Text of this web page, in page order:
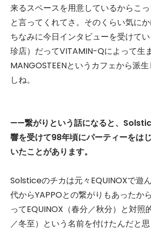
来るスペースを用意しているからこっ
と言ってくれてさ。そのくらい気にか
ちなみに今日インタビューを受けて
珍店）だってVITAMIN-Qによって生ま
MANGOSTEENというカフェから派
しね。
——繋がりという話になると、
響を受けて98年頃にパーティーをは
いたことがあります。
Solsticeのチカは元々EQUINOXで遊
代からYAPPOとの繋がりもあったか
ってEQUINOX（春分／秋分）と対
／冬至）という名前を付けたんだと